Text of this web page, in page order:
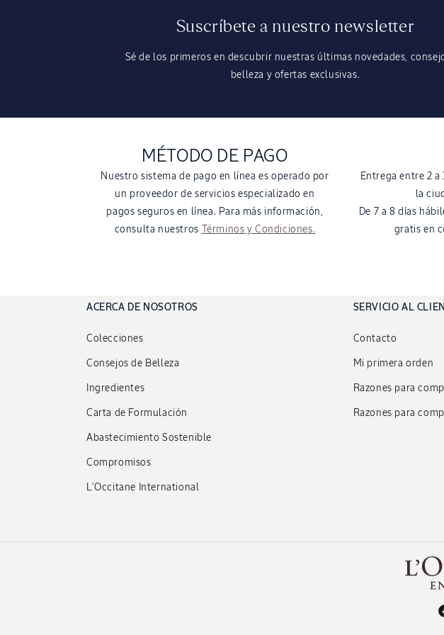
Sé de los primeros en descubrir nuestras últimas novedades,
belleza y ofertas exclusivas.
Suscríbete a nuestro newsletter
MÉTODO DE PAGO
Nuestro sistema de pago en línea es operado por
un proveedor de servicios especializado en
pagos seguros en línea. Para más información,
consulta nuestros
Términos y Condiciones.
Entrega entre 2
la
De 7 a 8 días
gratis en
ACERCA DE NOSOTROS
Colecciones
Consejos de Belleza
Ingredientes
Carta de Formulación
Abastecimiento Sostenible
Compromisos
L'Occitane International
SERVICIO AL
Contacto
Mi primera orden
Razones para
Razones para